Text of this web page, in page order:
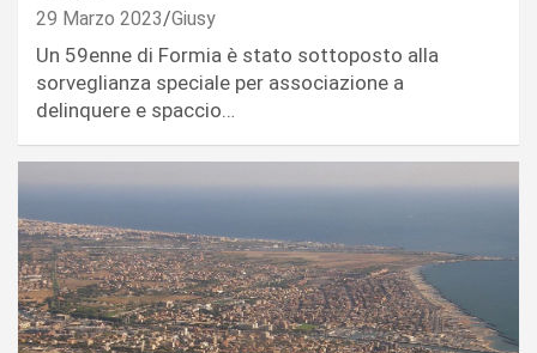
29 Marzo 2023 Giusy
Un 59enne di Formia è stato sottoposto alla
sorveglianza speciale per associazione a
delinquere e spaccio…